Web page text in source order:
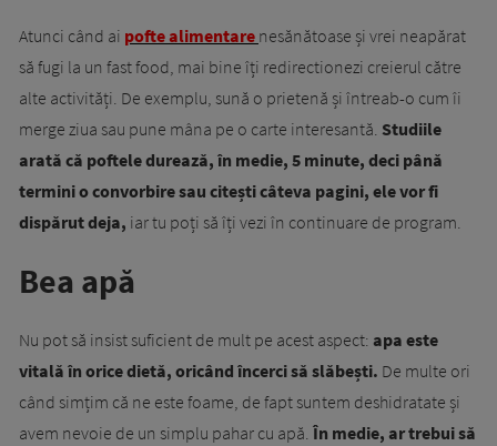
Atunci când ai pofte alimentare nesănătoase și vrei neapărat
să fugi la un fast food, mai bine îți redirectionezi creierul către
alte activități. De exemplu, sună o prietenă și întreab-o cum îi
merge ziua sau pune mâna pe o carte interesantă. Studiile
arată că poftele durează, în medie, 5 minute, deci până
termini o convorbire sau citești câteva pagini, ele vor fi
dispărut deja, iar tu poți să îți vezi în continuare de program.
Bea apă
Nu pot să insist suficient de mult pe acest aspect: apa este
vitală în orice dietă, oricând încerci să slăbești. De multe ori
când simțim că ne este foame, de fapt suntem deshidratate și
avem nevoie de un simplu pahar cu apă. În medie, ar trebui să